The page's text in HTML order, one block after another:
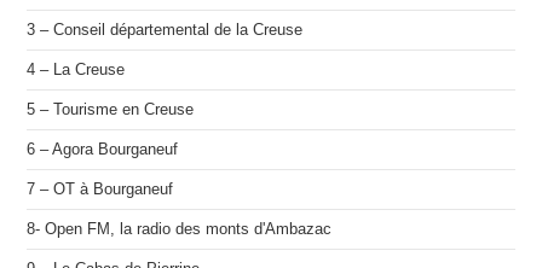
3 – Conseil départemental de la Creuse
4 – La Creuse
5 – Tourisme en Creuse
6 – Agora Bourganeuf
7 – OT à Bourganeuf
8- Open FM, la radio des monts d'Ambazac